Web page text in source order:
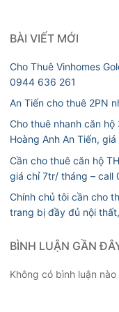
BÀI VIẾT MỚI
Cho Thuê Vinhomes
0944 636 261
An Tiến cho thuê 2PN
Cho thuê nhanh căn
Hoàng Anh An Tiến,
Cần cho thuê căn hộ
giá chỉ 7tr/ tháng –
Chính chủ tôi cần cho
trang bị đầy đủ nội
BÌNH LUẬN GẦN
Không có bình luận